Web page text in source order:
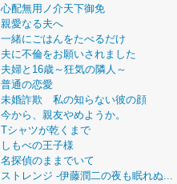
心配無用ノ介天下御免
親愛なる夫へ
一緒にごはんをたべるだけ
夫に不倫をお願いされました
夫婦と16歳～狂気の隣人～
普通の恋愛
未婚詐欺 私の知らない彼の顔
今から、親友やめようか。
Tシャツが乾くまで
しもべの王子様
名探偵のままでいて
ストレンジ -伊藤潤二の夜も眠れぬ...